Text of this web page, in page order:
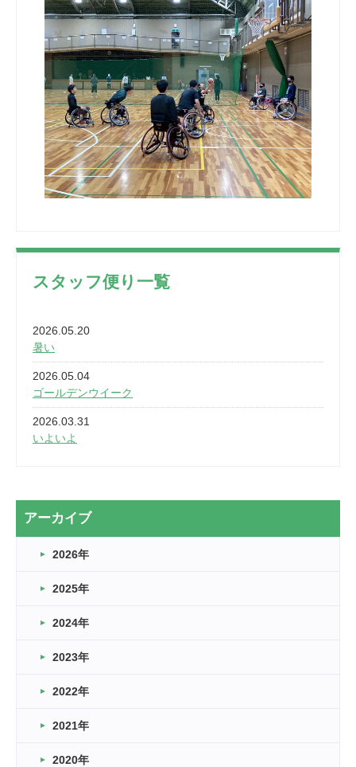
スタッフ便り一覧
2026.05.20
暑い
2026.05.04
ゴールデンウイーク
2026.03.31
いよいよ
2026.03.20
なぎなた
2026.03.16
車いすバスケとRくんのお話
卒業・卒園の季節★
2026.03.11
緑ケ丘体育館
2022.11.03
アーカイブ
2026年
2025年
2024年
2023年
2022年
2021年
2020年